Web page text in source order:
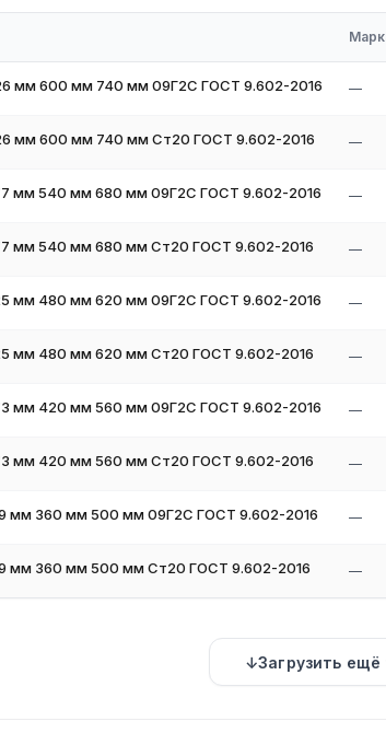
в России вы можете связаться с нашими
мм 600 мм 740 мм 09Г2С ГОСТ 9.602-2016 —
мм 600 мм 740 мм Ст20 ГОСТ 9.602-2016 —
мм 540 мм 680 мм 09Г2С ГОСТ 9.602-2016 —
мм 540 мм 680 мм Ст20 ГОСТ 9.602-2016 —
мм 480 мм 620 мм 09Г2С ГОСТ 9.602-2016 —
мм 480 мм 620 мм Ст20 ГОСТ 9.602-2016 —
мм 420 мм 560 мм 09Г2С ГОСТ 9.602-2016 —
мм 420 мм 560 мм Ст20 ГОСТ 9.602-2016 —
мм 360 мм 500 мм 09Г2С ГОСТ 9.602-2016 —
мм 360 мм 500 мм Ст20 ГОСТ 9.602-2016 —
Загрузить ещё